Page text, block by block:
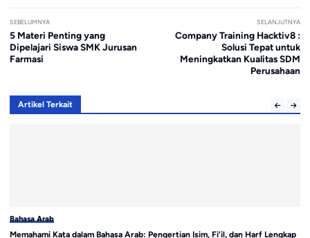
SEBELUMNYA
5 Materi Penting yang
Dipelajari Siswa SMK Jurusan
Farmasi
SELANJUTNYA
Company Training Hacktiv8 :
Solusi Tepat untuk
Meningkatkan Kualitas SDM
Perusahaan
Artikel Terkait
Bahasa Arab
Memahami Kata dalam Bahasa Arab: Pengertian Isim, Fi’il, dan Harf Lengkap